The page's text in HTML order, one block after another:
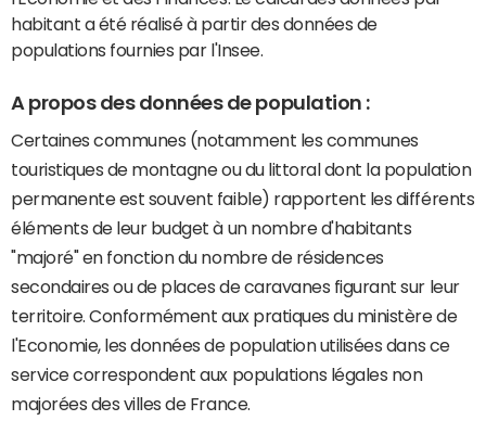
habitant a été réalisé à partir des données de
populations fournies par l'Insee.
A propos des données de population :
Certaines communes (notamment les communes
touristiques de montagne ou du littoral dont la population
permanente est souvent faible) rapportent les différents
éléments de leur budget à un nombre d'habitants
"majoré" en fonction du nombre de résidences
secondaires ou de places de caravanes figurant sur leur
territoire. Conformément aux pratiques du ministère de
l'Economie, les données de population utilisées dans ce
service correspondent aux populations légales non
majorées des villes de France.